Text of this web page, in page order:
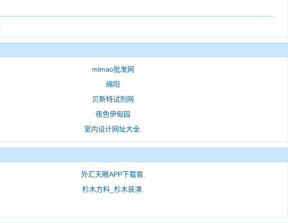
mlmao批发网
绵阳
贝斯特试剂网
夜色伊甸园
室内设计网址大全.
外汇天眼APP下载官.
杉木方料_杉木装潢.